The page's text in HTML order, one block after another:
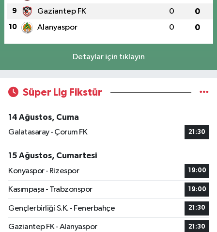
9 Gaziantep FK 0 0
10 Alanyaspor 0 0
Detaylar için tıklayın
Süper Lig Fikstür
14 Ağustos, Cuma
Galatasaray - Çorum FK
21:30
15 Ağustos, Cumartesi
Konyaspor - Rizespor
19:00
Kasımpaşa - Trabzonspor 19:00
Gençlerbirliği S.K. - Fenerbahçe 21:30
Gaziantep FK - Alanyaspor 21:30